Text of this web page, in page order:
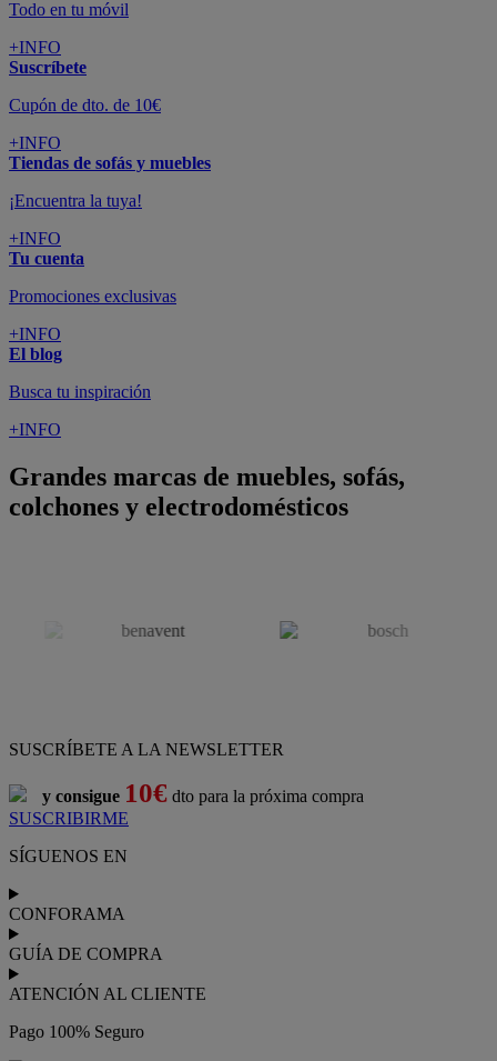
Todo en tu móvil
+INFO
Suscríbete
Cupón de dto. de 10€
+INFO
Tiendas de sofás y muebles
¡Encuentra la tuya!
+INFO
Tu cuenta
Promociones exclusivas
+INFO
El blog
Busca tu inspiración
+INFO
Grandes marcas de muebles, sofás,
colchones y electrodomésticos
SUSCRÍBETE A LA NEWSLETTER
y consigue 10€ dto para la próxima compra
SUSCRIBIRME
SÍGUENOS EN
CONFORAMA
GUÍA DE COMPRA
ATENCIÓN AL CLIENTE
Pago 100% Seguro